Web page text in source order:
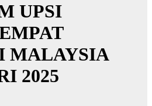
UPSI
MALAYSIA
2025